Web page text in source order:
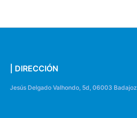
| DIRECCIÓN
Jesús Delgado Valhondo, 5d, 06003 Badajoz